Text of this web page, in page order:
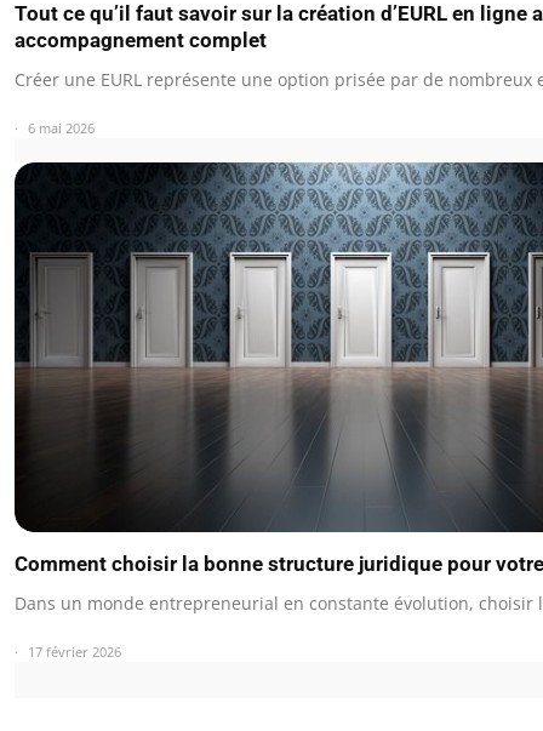
Tout ce qu’il faut savoir sur la création d’EURL en ligne
accompagnement complet
Créer une EURL représente une option prisée par de
6 mai 2026
Comment choisir la bonne structure juridique pour
Dans un monde entrepreneurial en constante évolution, choisir
17 février 2026